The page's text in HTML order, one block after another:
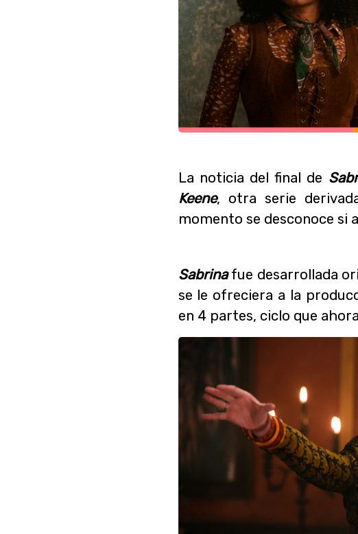
La noticia del final de
Keene, otra serie
momento se desconoce si
Sabrinafue desarrollada
se le ofreciera a la
en 4 partes, ciclo que